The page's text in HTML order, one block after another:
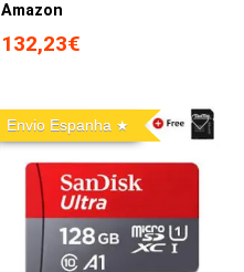
Amazon
132,23€
Envio Espanha